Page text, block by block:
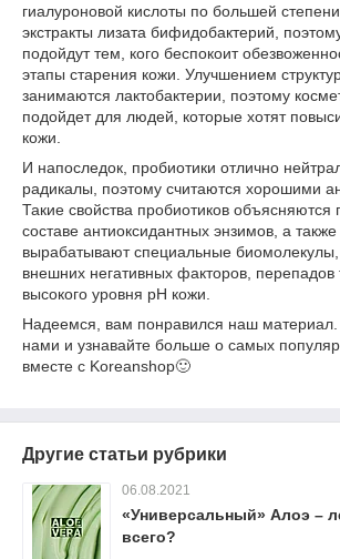
гиалуроновой кислоты по большей
экстракты лизата бифидобактерий,
подойдут тем, кого беспокоит
этапы старения кожи. Улучшением
занимаются лактобактерии, поэтому
подойдет для людей, которые хотят
кожи.
И напоследок, пробиотики отлично
радикалы, поэтому считаются хорошими
Такие свойства пробиотиков объясняются
составе антиоксидантных энзимов, а
вырабатывают специальные
внешних негативных факторов, перепадов
высокого уровня pH кожи.
Надеемся, вам понравился наш материал.
нами и узнавайте больше о самых
вместе с Koreanshop🙂
Другие статьи рубрики
06.08.2021
«Универсальный» Алоэ –
всего?